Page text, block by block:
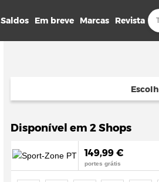
Saldos Em breve Marcas Revista
Disponível em 2 Shops
149,99 €
portes grátis